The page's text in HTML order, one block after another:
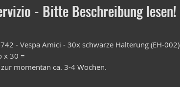
- Bitte Beschreibung lesen!
- Vespa Amici - 30x schwarze Halterung (EH-002)
x 30 =
momentan ca. 3-4 Wochen.